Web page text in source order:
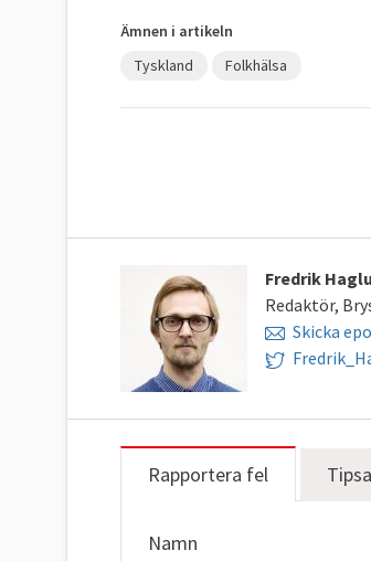
Ämnen i artikeln
Tyskland
Folkhälsa
Fredrik
Redaktör,
Skicka
Rapportera fel
Namn